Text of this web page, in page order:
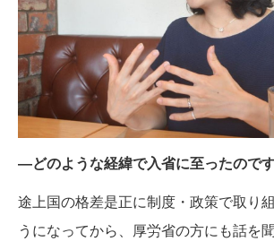
―どのような経緯で入省に至ったのです
途上国の格差是正に制度・政策で取り
うになってから、厚労省の方にも話を